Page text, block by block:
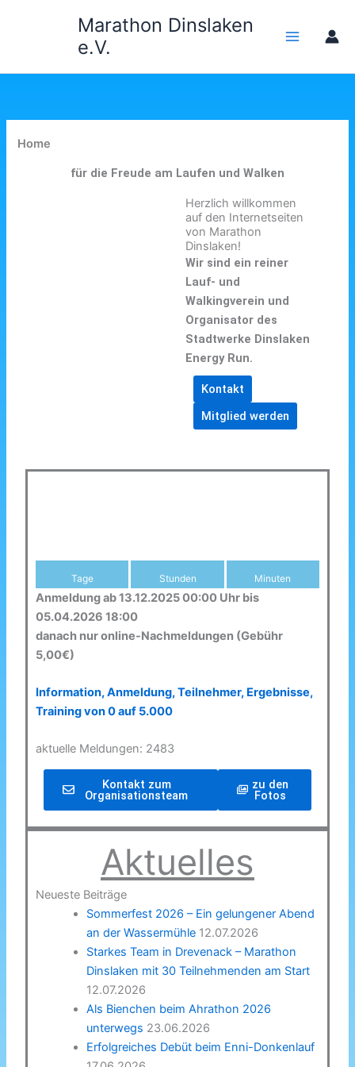
Marathon Dinslaken
e.V.
Home
für die Freude am Laufen und Walken
Herzlich willkommen
auf den Internetseiten
von Marathon
Dinslaken!
Wir sind ein reiner
Lauf- und
Walkingverein und
Organisator des
Stadtwerke Dinslaken
Energy Run.
Kontakt
Mitglied werden
Tage Stunden Minuten
Anmeldung ab 13.12.2025 00:00 Uhr bis
05.04.2026 18:00
danach nur online-Nachmeldungen (Gebühr
5,00€)
Information, Anmeldung, Teilnehmer, Ergebnisse,
Training von 0 auf 5.000
aktuelle Meldungen: 2483
Kontakt zum
Organisationsteam
zu den
Fotos
Aktuelles
Neueste Beiträge
Sommerfest 2026 – Ein gelungener Abend
an der Wassermühle 12.07.2026
Starkes Team in Drevenack – Marathon
Dinslaken mit 30 Teilnehmenden am Start
12.07.2026
Als Bienchen beim Ahrathon 2026
unterwegs 23.06.2026
Erfolgreiches Debüt beim Enni-Donkenlauf